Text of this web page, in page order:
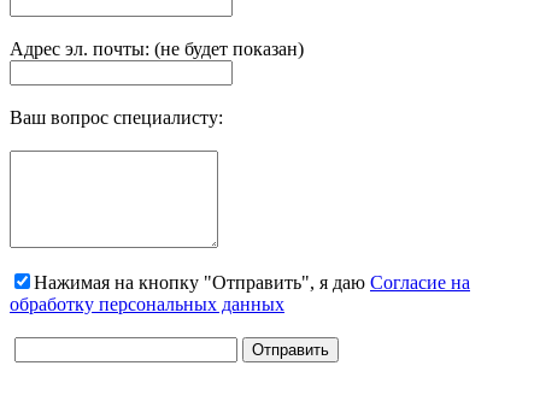
Адрес эл. почты: (не будет показан)
Ваш вопрос специалисту:
Нажимая на кнопку "Отправить", я даю Согласие на
обработку персональных данных